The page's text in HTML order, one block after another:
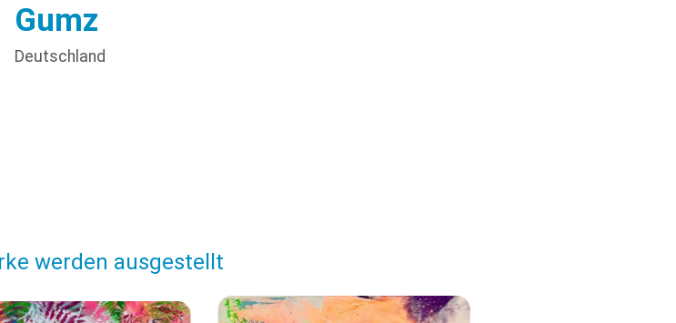
Gumz
Deutschland
werden ausgestellt